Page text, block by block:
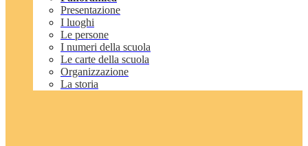
Presentazione
I luoghi
Le persone
I numeri della scuola
Le carte della scuola
Organizzazione
La storia